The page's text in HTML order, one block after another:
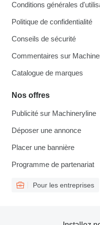
Conditions générales
Politique de confidentialité
Conseils de sécurité
Commentaires sur
Catalogue de marques
Nos offres
Publicité sur Machineryline
Déposer une annonce
Placer une bannière
Programme de partenariat
Pour les entreprises